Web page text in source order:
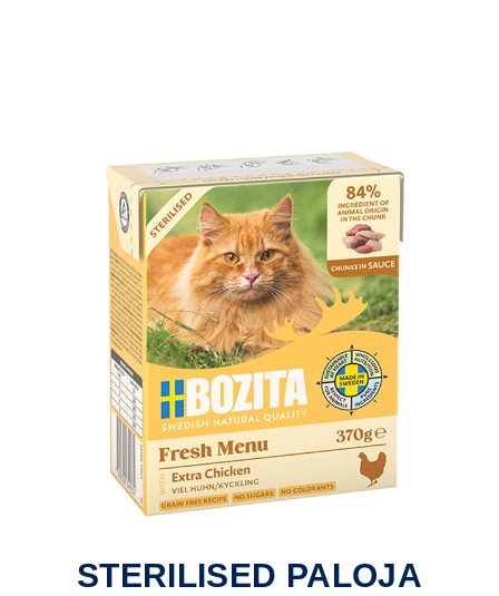
STERILISED PALOJA